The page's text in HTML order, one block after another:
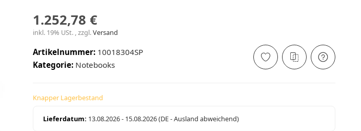
1.252,78 €
inkl. 19% USt. , zzgl.Versand
Artikelnummer: 10018304SP
Kategorie: Notebooks
Knapper Lagerbestand
Lieferdatum: 13.08.2026 - 15.08.2026(DE - Ausland abweichend)